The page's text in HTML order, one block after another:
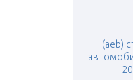
(aeb)